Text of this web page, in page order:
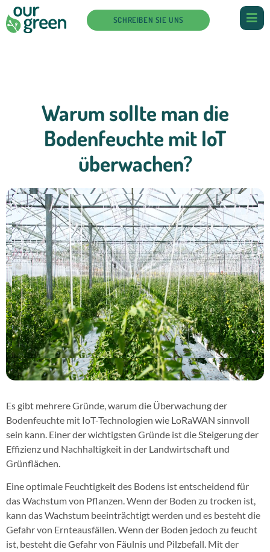
SCHREIBEN SIE UNS
Warum sollte man die
Bodenfeuchte mit IoT
überwachen?
Es gibt mehrere Gründe, warum die Überwachung der
Bodenfeuchte mit IoT-Technologien wie LoRaWAN sinnvoll
sein kann. Einer der wichtigsten Gründe ist die Steigerung der
Effizienz und Nachhaltigkeit in der Landwirtschaft und
Grünflächen.
Eine optimale Feuchtigkeit des Bodens ist entscheidend für
das Wachstum von Pflanzen. Wenn der Boden zu trocken ist,
kann das Wachstum beeinträchtigt werden und es besteht die
Gefahr von Ernteausfällen. Wenn der Boden jedoch zu feucht
ist, besteht die Gefahr von Fäulnis und Pilzbefall. Mit der